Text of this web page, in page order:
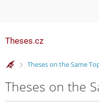
Theses.cz
>
Theses on the Same
Theses on the